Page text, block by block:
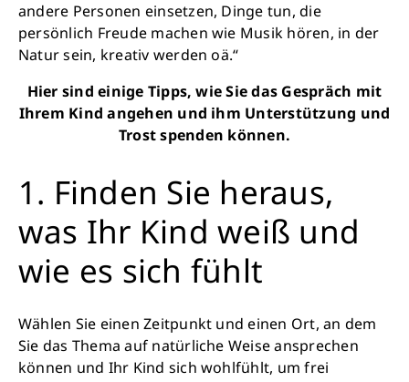
andere Personen einsetzen, Dinge tun, die
persönlich Freude machen wie Musik hören, in der
Natur sein, kreativ werden oä.“
Hier sind einige Tipps, wie Sie das Gespräch mit
Ihrem Kind angehen und ihm Unterstützung und
Trost spenden können.
1. Finden Sie heraus,
was Ihr Kind weiß und
wie es sich fühlt
Wählen Sie einen Zeitpunkt und einen Ort, an dem
Sie das Thema auf natürliche Weise ansprechen
können und Ihr Kind sich wohlfühlt, um frei